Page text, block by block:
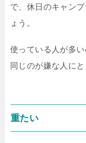
で、休日のキャン
ょう。
使っている人が多
同じのが嫌な人に
重たい